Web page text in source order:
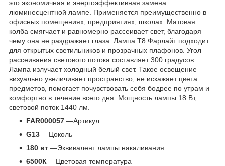
это экономичная и энергоэффективная замена
люминесцентной лампе. Применяется преимущественно в
офисных помещениях, предприятиях, школах. Матовая
колба смягчает и равномерно рассеивает свет, благодаря
чему она не раздражает глаза. Лампа Т8 Фарлайт подходит
для открытых светильников и прозрачных плафонов. Угол
рассеивания светового потока составляет 300 градусов.
Лампа излучает холодный белый свет. Такое освещение
визуально увеличивает пространство, не искажает цвета
предметов, помогает почувствовать себя бодрее по утрам и
комфортно в течение всего дня. Мощность лампы 18 Вт,
световой поток 1440 лм.
FAR000057 —Артикул
G13 —Цоколь
180 вт —Эквивалент лампы накаливания
6500К —Цветовая температура